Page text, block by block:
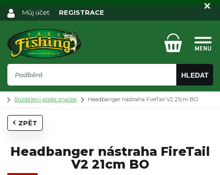
HLEDAT
Můj účet REGISTRACE
Rozdělení podle značek Headbanger nástraha FireTail V2 21cm BO
ZPĚT
Headbanger nástraha FireTail
V2 21cm BO